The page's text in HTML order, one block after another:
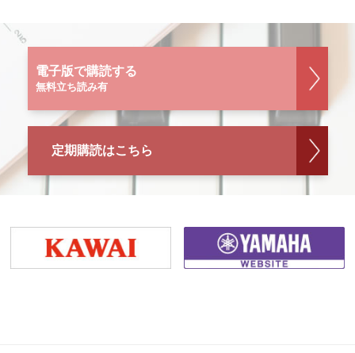
電子版で購読する
無料立ち読み有
定期購読はこちら